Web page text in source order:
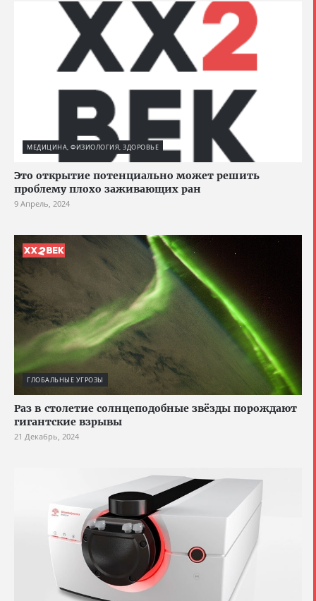
МЕДИЦИНА, ФИЗИОЛОГИЯ, ЗДОРОВЬЕ
Это открытие потенциально может решить
проблему плохо заживающих ран
9 Апрель, 2024
ГЛОБАЛЬНЫЕ УГРОЗЫ
Раз в столетие солнцеподобные звёзды порождают
гигантские взрывы
21 Декабрь, 2024